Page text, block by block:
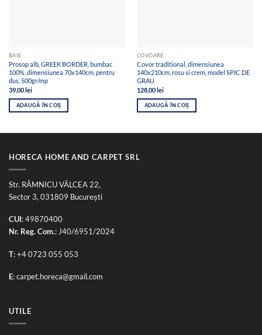
BAIE
Prosop alb, GREEK BORDER, bumbac
100%, dimensiunea 70x140cm, pentru
dus, 500gr/mp
39,00lei
ADAUGĂ ÎN COȘ
COVOARE
Covor traditional, dimensiunea
140x210cm, rosu si crem, model SPIC DE
GRAU
128,00lei
ADAUGĂ ÎN COȘ
HORECA HOME AND CARPET SRL
Str. RÂMNICU VÂLCEA 22,
Sector 3, 031809 București
CUI: 49870400
Nr. Reg. Com.: J40/6951/2024
T:+4 0723 055 053
E:carpet.horeca@gmail.com
UTILE